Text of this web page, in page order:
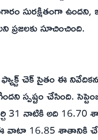
సురక్షితంగా
సూచించింది.
ఫ్యాక్ట్‌ చెక్‌ సైతం ఈ
స్పష్టం చేసింది.
31 నాటికి అది
16.85 శాతానికి